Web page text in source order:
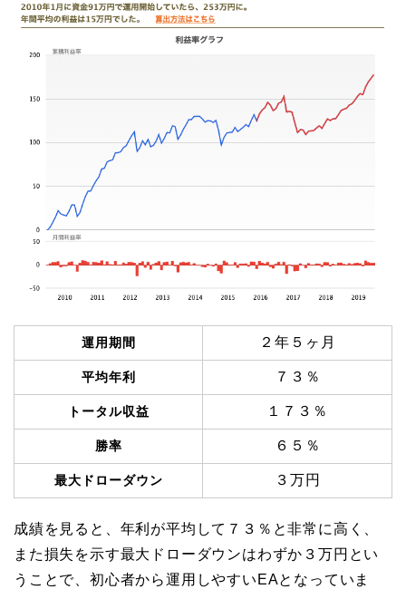
運用期間 ２年５ヶ月
平均年利 ７３％
トータル収益 １７３％
勝率 ６５％
最大ドローダウン ３万円
成績を見ると、年利が平均して７３％と非常に高く、
また損失を示す最大ドローダウンはわずか３万円とい
うことで、初心者から運用しやすいEAとなっていま